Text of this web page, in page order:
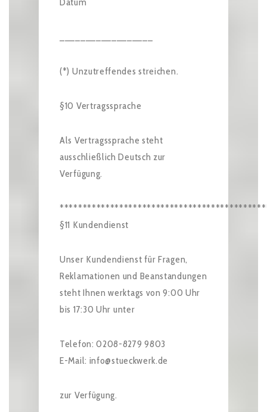
(*) Unzutreffendes streichen.
§10 Vertragssprache
Als Vertragssprache steht
ausschließlich Deutsch zur
Verfügung.
§11 Kundendienst
Unser Kundendienst für Fragen,
Reklamationen und Beanstandungen
steht Ihnen werktags von 9:00 Uhr
bis 17:30 Uhr unter
Telefon: 0208-8279 9803
E-Mail: info@stueckwerk.de
zur Verfügung.